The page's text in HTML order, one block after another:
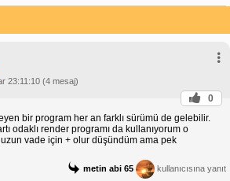
23:11:10 (4 mesaj)
0
bir program her an farklı sürümü de gelebilir.
odaklı render programı da kullanıyorum o
vade için + olur düşündüm ama pek
metin abi 65 kullanıcısına yanıt